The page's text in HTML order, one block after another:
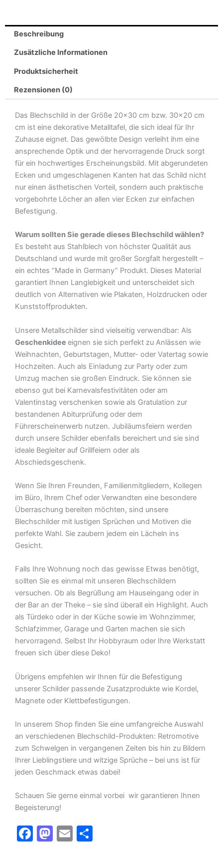
-
Spruch
Birma
klug
Metall
Deko
Menge
Beschreibung
Zusätzliche Informationen
Produktsicherheit
Rezensionen (0)
Das Blechschild in der Größe 20×30 cm bzw. 30×20 cm
cm ist eine dekorative Metalltafel, die sich ideal für Ihr
Zuhause eignet. Das gewölbte Design verleiht ihm eine
ansprechende Optik und der hervorragende Druck sorgt
für ein hochwertiges Erscheinungsbild. Mit abgerundeten
Ecken und umgeschlagenen Kanten hat das Schild nicht
nur einen ästhetischen Vorteil, sondern auch praktische
vorgebohrte Löcher an allen vier Ecken zur einfachen
Befestigung.
Warum sollten Sie gerade dieses Blechschild wählen?
Es besteht aus Stahlblech von höchster Qualität aus
Deutschland und wurde mit großer Sorgfalt hergestellt –
ein echtes “Made in Germany” Produkt. Dieses Material
garantiert Ihnen Langlebigkeit und unterscheidet sich
deutlich von Alternativen wie Plakaten, Holzdrucken oder
Kunststoffprodukten.
Unsere Metallschilder sind vielseitig verwendbar: Als
Geschenkidee eignen sie sich perfekt zu Anlässen wie
Weihnachten, Geburtstagen, Mutter- oder Vatertag sowie
Hochzeiten. Auch als Einladung zur Party oder zum
Umzug machen sie großen Eindruck. Sie können sie
ebenso gut bei Karnevalsfestivitäten oder am
Valentinstag verschenken sowie als Gratulation zur
bestandenen Abiturprüfung oder dem
Führerscheinerwerb nutzen. Jubiläumsfeiern werden
durch unsere Schilder ebenfalls bereichert und sie sind
ideale Begleiter auf Grillfeiern oder als
Abschiedsgeschenk.
Wenn Sie Ihren Freunden, Familienmitgliedern, Kollegen
im Büro, Ihrem Chef oder Verwandten eine besondere
Überraschung bereiten möchten, sind unsere
Blechschilder mit lustigen Sprüchen und Motiven die
perfekte Wahl. Sie zaubern jedem ein Lächeln ins
Gesicht.
Falls Ihre Wohnung noch das gewisse Etwas benötigt,
sollten Sie es einmal mit unseren Blechschildern
versuchen. Ob als Begrüßung am Hauseingang oder in
der Bar an der Theke – sie sind überall ein Highlight. Auch
als Türdeko oder in der Küche sowie im Wohnzimmer,
Schlafzimmer, Garage und Garten machen sie sich
hervorragend. Selbst Ihr Hobbyraum oder Ihre Werkstatt
freuen sich über diese Deko!
Übrigens empfehlen wir Ihnen für die Befestigung
unserer Schilder passende Zusatzprodukte wie Kordel,
Magnete oder Klettbefestigungen.
In unserem Shop finden Sie eine umfangreiche Auswahl
an verschiedenen Blechschild-Produkten: Retromotive
zum Schwelgen in vergangenen Zeiten bis hin zu Bildern
Ihrer Lieblingstiere und witzige Sprüche – bei uns ist für
jeden Geschmack etwas dabei!
Schauen Sie gerne einmal vorbei  wir garantieren Ihnen
Begeisterung!
F
M E